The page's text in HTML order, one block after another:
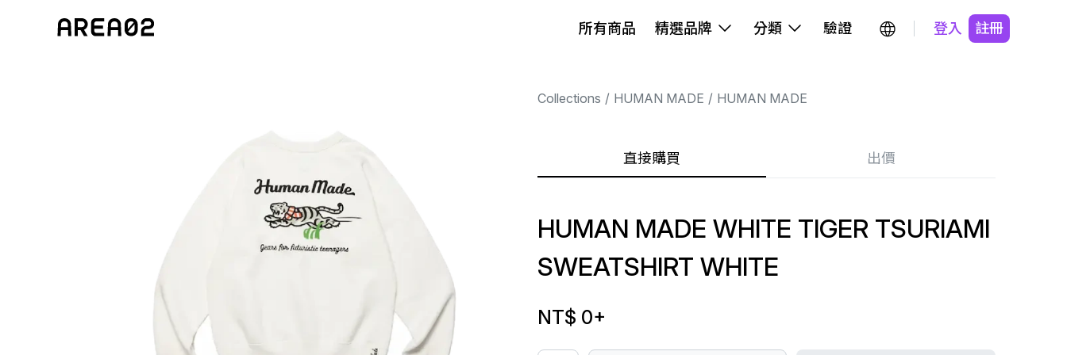
所有商品 精選品牌 分類 驗證 登入 註冊
Collections HUMAN MADE HUMAN MADE
直接購買 出價
HUMAN MADE WHITE TIGER TSURIAMI
SWEATSHIRT WHITE
NT$ 0+